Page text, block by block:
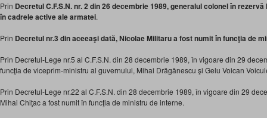
Prin Decretul C.F.S.N. nr. 2 din 26 decembrie 1989, generalul colonel în
în cadrele active ale armatei.
Prin Decretul nr.3 din aceeaşi dată, Nicolae Militaru a fost numit în funcţia de
Prin Decretul-Lege nr.5 al C.F.S.N. din 28 decembrie 1989, în vigoare din 29
funcţia de viceprim-ministru al guvernului, Mihai Drăgănescu şi Gelu Voican
Prin Decretul-Lege nr.22 al C.F.S.N. din 28 decembrie 1989, în vigoare din 29
Mihai Chiţac a fost numit în funcţia de ministru de interne.